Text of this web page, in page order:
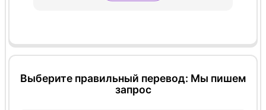
Выберите правильный перевод: Мы пишем
запрос